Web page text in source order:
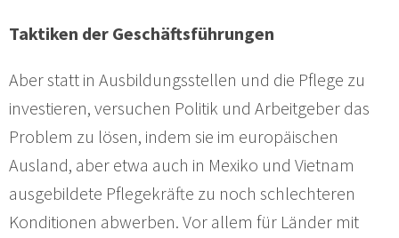
Taktiken der Geschäftsführungen
Aber statt in Ausbildungsstellen und die Pflege zu
investieren, versuchen Politik und Arbeitgeber das
Problem zu lösen, indem sie im europäischen
Ausland, aber etwa auch in Mexiko und Vietnam
ausgebildete Pflegekräfte zu noch schlechteren
Konditionen abwerben. Vor allem für Länder mit